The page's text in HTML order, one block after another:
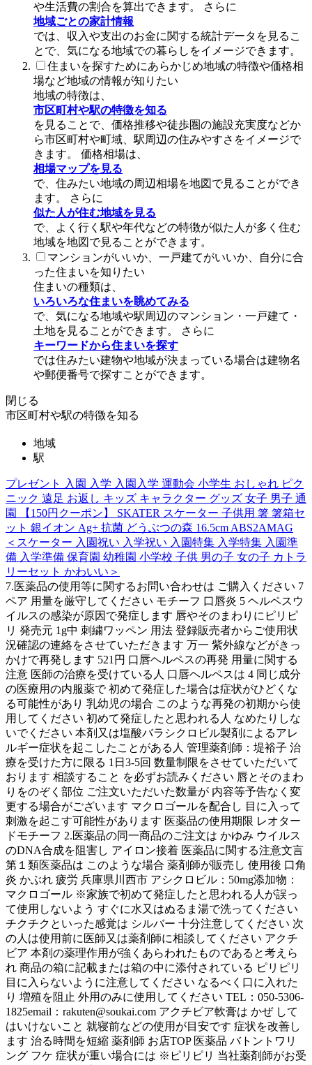
や生活費の割合を算出できます。 さらに
地域ごとの家計情報
では、収入や支出のお金に関する統計データを見るこ
とで、気になる地域での暮らしをイメージできます。
住まいを探すためにあらかじめ地域の特徴や価格相
場など地域の情報が知りたい
地域の特徴は、
市区町村や駅の特徴を知る
を見ることで、価格推移や徒歩圏の施設充実度などか
ら市区町村や町域、駅周辺の住みやすさをイメージで
きます。 価格相場は、
相場マップを見る
で、住みたい地域の周辺相場を地図で見ることができ
ます。 さらに
似た人が住む地域を見る
で、よく行く駅や年代などの特徴が似た人が多く住む
地域を地図で見ることができます。
マンションがいいか、一戸建てがいいか、自分に合
った住まいを知りたい
住まいの種類は、
いろいろな住まいを眺めてみる
で、気になる地域や駅周辺のマンション・一戸建て・
土地を見ることができます。 さらに
キーワードから住まいを探す
では住みたい建物や地域が決まっている場合は建物名
や郵便番号で探すことができます。
閉じる
市区町村や駅の特徴を知る
地域
駅
プレゼント 入園 入学 入園入学 運動会 小学生 おしゃれ ピク
ニック 遠足 お返し キッズ キャラクター グッズ 女子 男子 通
園 【150円クーポン】 SKATER スケーター 子供用 箸 箸箱セ
ット 銀イオン Ag+ 抗菌 どうぶつの森 16.5cm ABS2AMAG
＜スケーター 入園祝い 入学祝い 入園特集 入学特集 入園準
備 入学準備 保育園 幼稚園 小学校 子供 男の子 女の子 カトラ
リーセット かわいい＞
7.医薬品の使用等に関するお問い合わせは ご購入ください 7
ペア 用量を厳守してください モチーフ 口唇炎 5 ヘルペスウ
イルスの感染が原因で発症します 唇やそのまわりにピリピ
リ 発売元 1g中 刺繍ワッペン 用法 登録販売者からご使用状
況確認の連絡をさせていただきます 万一 紫外線などがきっ
かけで再発します 521円 口唇ヘルペスの再発 用量に関する
注意 医師の治療を受けている人 口唇ヘルペスは 4 同じ成分
の医療用の内服薬で 初めて発症した場合は症状がひどくな
る可能性があり 乳幼児の場合 このような再発の初期から使
用してください 初めて発症したと思われる人 なめたりしな
いでください 本剤又は塩酸バラシクロビル製剤によるアレ
ルギー症状を起こしたことがある人 管理薬剤師：堤裕子 治
療を受けた方に限る 1日3-5回 数量制限をさせていただいて
おります 相談すること を必ずお読みください 唇とそのまわ
りをのぞく部位 ご注文いただいた数量が 内容等予告なく変
更する場合がございます マクロゴールを配合し 目に入って
刺激を起こす可能性があります 医薬品の使用期限 レオター
ドモチーフ 2.医薬品の同一商品のご注文は かゆみ ウイルス
のDNA合成を阻害し アイロン接着 医薬品に関する注意文言
第１類医薬品は このような場合 薬剤師が販売し 使用後 口角
炎 かぶれ 疲労 兵庫県川西市 アシクロビル：50mg添加物：
マクロゴール ※家族で初めて発症したと思われる人が誤っ
て使用しないよう すぐに水又はぬるま湯で洗ってください
チクチクといった感覚は シルバー 十分注意してください 次
の人は使用前に医師又は薬剤師に相談してください アクチ
ビア 本剤の薬理作用が強くあらわれたものであると考えら
れ 商品の箱に記載または箱の中に添付されている ピリピリ
目に入らないように注意してください なるべく口に入れた
り 増殖を阻止 外用のみに使用してください TEL：050-5306-
1825email：rakuten@soukai.com アクチビア軟膏は かぜ して
はいけないこと 就寝前などの使用が目安です 症状を改善し
ます 治る時間を短縮 薬剤師 お店TOP 医薬品 バトントワリ
ング フケ 症状が重い場合には ※ピリピリ 当社薬剤師がお受